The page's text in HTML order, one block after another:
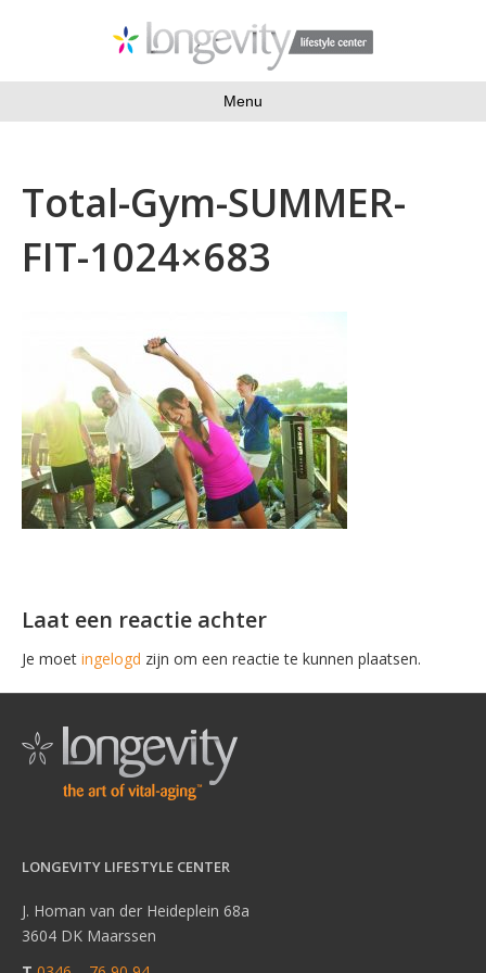
Menu
Total-Gym-SUMMER-
FIT-1024×683
Laat een reactie achter
Je moet ingelogd zijn om een reactie te kunnen plaatsen.
LONGEVITY LIFESTYLE CENTER
J. Homan van der Heideplein 68a
3604 DK Maarssen